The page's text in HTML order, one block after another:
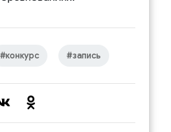
#конкурс #запись